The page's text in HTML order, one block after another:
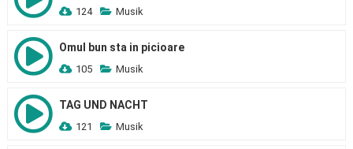
124 Musik
Omul bun sta in picioare
105 Musik
TAG UND NACHT
121 Musik